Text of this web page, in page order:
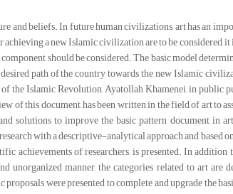
beliefs. In future human civilizations, art has an
a new Islamic civilization are to be considered, it
should be considered. The basic model
path of the country towards the new Islamic
the Islamic Revolution, Ayatollah Khamenei, in public
of this document, has been written in the field of art to
solutions to improve the basic pattern document in
with a descriptive-analytical approach and based
achievements of researchers, is presented. In addition
unorganized manner, the categories related to art are
were presented to complete and upgrade the